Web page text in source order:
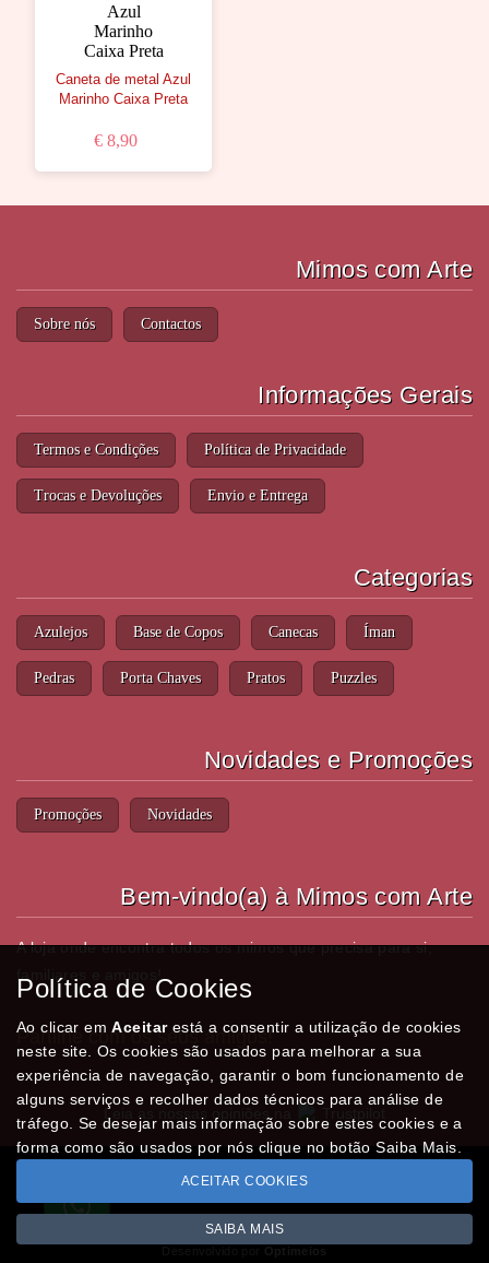
Caneta de metal Azul
Marinho Caixa Preta
€ 8,90
Mimos com Arte
Sobre nós Contactos
Informações Gerais
Termos e Condições Política de Privacidade
Trocas e Devoluções Envio e Entrega
Categorias
Azulejos Base de Copos Canecas Íman
Pedras Porta Chaves Pratos Puzzles
Novidades e Promoções
Promoções Novidades
Bem-vindo(a) à Mimos com Arte
A loja onde encontra todos os mimos que precisa para si,
familiares e amigos!
Partilhe com os seus amigos!
Leia as nossas opiniões na Trustpilot
Todos os valores incluem IVA à taxa em vigor
Copyright © MIMOSCOMARTE.pt 2026
Política de Cookies
Ao clicar emAceitarestá a consentir a utilização de cookies
neste site. Os cookies são usados para melhorar a sua
experiência de navegação, garantir o bom funcionamento de
alguns serviços e recolher dados técnicos para análise de
tráfego. Se desejar mais informação sobre estes cookies e a
forma como são usados por nós clique no botão Saiba Mais.
ACEITAR COOKIES
SAIBA MAIS